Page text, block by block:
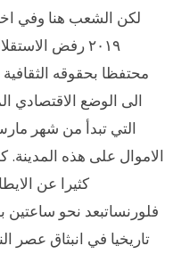
لكن الشعب هنا وفي
٢٠١٩ رفض
محتفظا بحقوقه
الى الوضع الاقتصادي
التي تبدأ من شهر
الاموال على هذه المدينة.
كثيرا عن
فلورنساتبعد نحو ساعتين
تاريخيا في انبثاق عصر